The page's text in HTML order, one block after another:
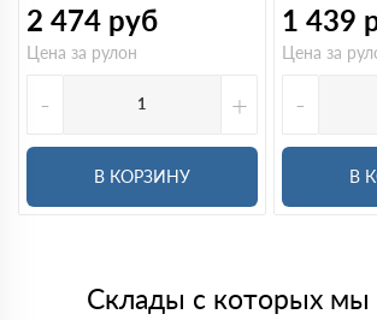
2 474 руб
Цена за рулон
- +
В КОРЗИНУ
1 439
Цена за
-
В
Склады с которых мы